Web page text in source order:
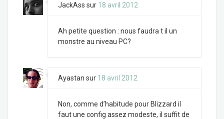
JackAss sur 18 avril 2012
Ah petite question : nous faudra t il un
monstre au niveau PC?
Ayastan sur 18 avril 2012
Non, comme d’habitude pour Blizzard il
faut une config assez modeste, il suffit de